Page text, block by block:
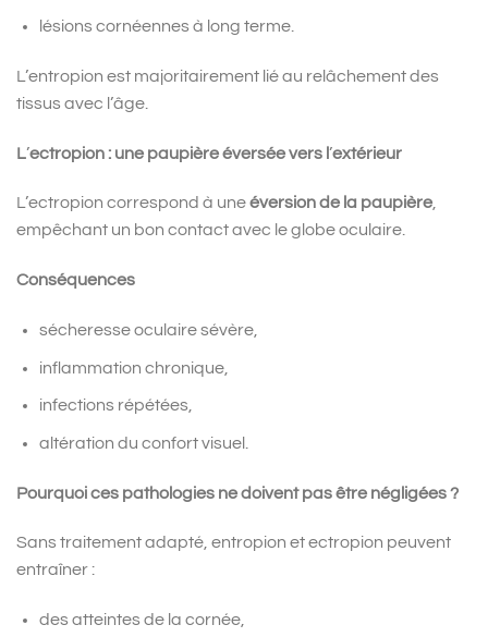
lésions cornéennes à long terme.
L’entropion est majoritairement lié au relâchement des
tissus avec l’âge.
L’ectropion : une paupière éversée vers l’extérieur
L’ectropion correspond à uneéversion de la paupière,
empêchant un bon contact avec le globe oculaire.
Conséquences
sécheresse oculaire sévère,
inflammation chronique,
infections répétées,
altération du confort visuel.
Pourquoi ces pathologies ne doivent pas être négligées ?
Sans traitement adapté, entropion et ectropion peuvent
entraîner :
des atteintes de la cornée,